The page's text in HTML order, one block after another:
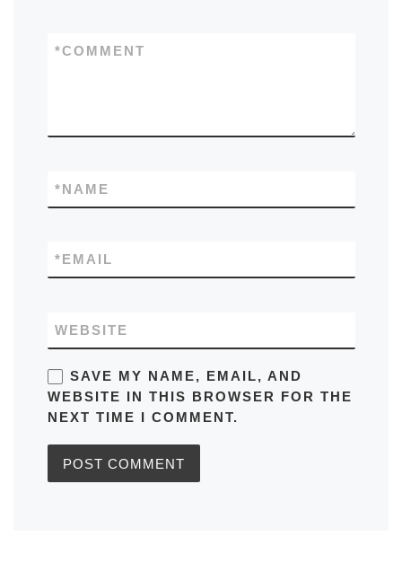
COMMENT
*
NAME
*
EMAIL
*
WEBSITE
SAVE MY NAME, EMAIL, AND
WEBSITE IN THIS BROWSER FOR THE
NEXT TIME I COMMENT.